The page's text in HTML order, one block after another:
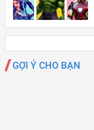
GỢI Ý CHO BẠN